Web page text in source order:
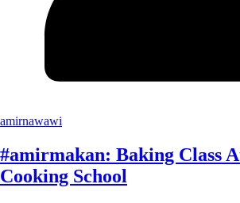
amirnawawi
#amirmakan: Baking Class
Cooking School